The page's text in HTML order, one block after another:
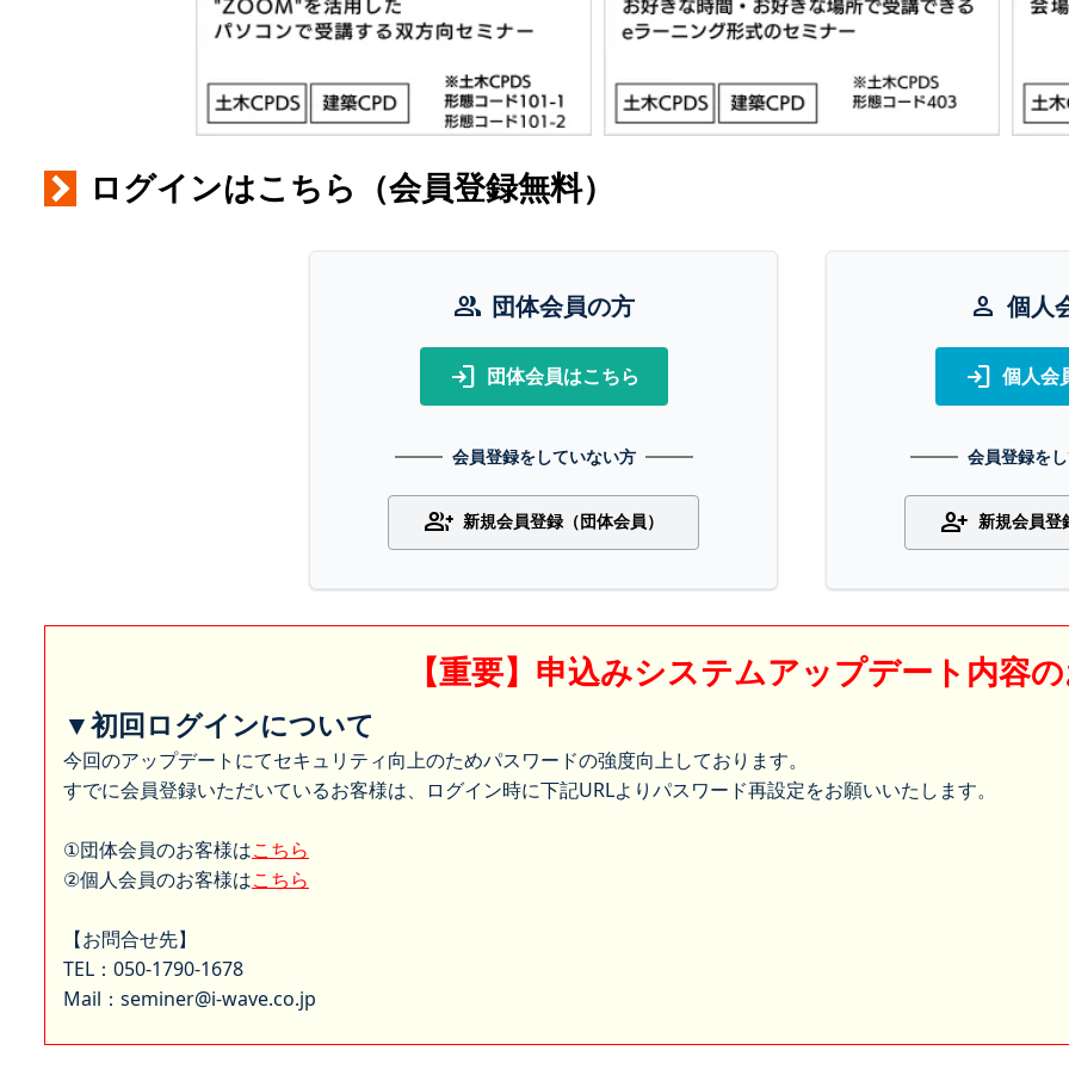
ログインはこちら（会員登録無料）
group 団体会員の方
login 団体会員はこちら
会員登録をしていない方
group_add 新規会員登録（団体会員）
person 個人
login 個人会
会員登録を
person_add 新規会員登
【重要】申込みシステムアップデート内容
▼初回ログインについて
今回のアップデートにてセキュリティ向上のためパスワードの強度向上しております。
すでに会員登録いただいているお客様は、ログイン時に下記URLよりパスワード再設定をお願いいたします。
①団体会員のお客様はこちら
②個人会員のお客様はこちら
【お問合せ先】
TEL：050-1790-1678
Mail：seminer@i-wave.co.jp